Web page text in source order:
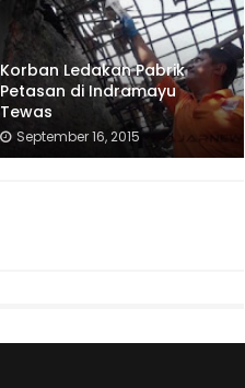
Korban Ledakan Pabrik
Petasan di Indramayu
Tewas
September 16, 2015